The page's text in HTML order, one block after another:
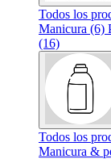
Todos los
Manicura (6)
(16)
Todos los
Manicura &